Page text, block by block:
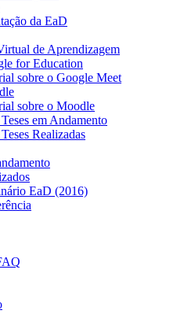
da EaD
de Aprendizagem
for Education
sobre o Google Meet
sobre o Moodle
em Andamento
Realizadas
EaD (2016)